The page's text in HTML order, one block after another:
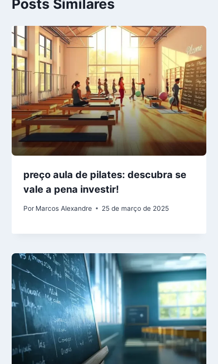
Posts Similares
preço aula de pilates: descubra se
vale a pena investir!
Por Marcos Alexandre 25 de março de 2025